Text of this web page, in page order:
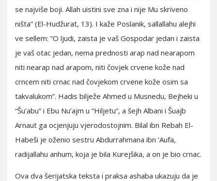
se najviše boji. Allah uistini sve zna i nije Mu skriveno
ništa” (El-Hudžurat, 13). I kaže Poslanik, sallallahu alejhi
ve sellem: “O ljudi, zaista je vaš Gospodar jedan i zaista
je vaš otac jedan, nema prednosti arap nad nearapom
niti nearap nad arapom, niti čovjek crvene kože nad
crncem niti crnac nad čovjekom crvene kože osim sa
takvalukom”. Hadis bilježe Ahmed u Musnedu, Bejheki u
“Šu’abu” i Ebu Nu’ajm u “Hiljetu”, a šejh Albani i Šuajb
Arnaut ga ocjenjuju vjerodostojnim. Bilal ibn Rebah El-
Habeši je oženio sestru Abdurrahmana ibn ‘Aufa,
radijallahu anhum, koja je bila Kurejšika, a on je bio crnac.
Ova dva šerijatska teksta i praksa ashaba ukazuju da je